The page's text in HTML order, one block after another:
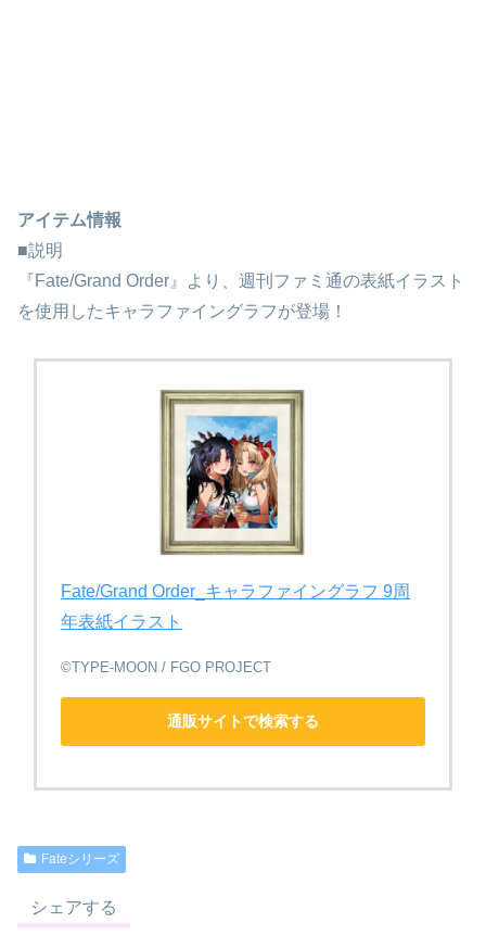
アイテム情報
■説明
『Fate/Grand Order』より、週刊ファミ通の表紙イラスト
を使用したキャラファイングラフが登場！
Fate/Grand Order_キャラファイングラフ 9周
年表紙イラスト
©TYPE-MOON / FGO PROJECT
通販サイトで検索する
Fateシリーズ
シェアする